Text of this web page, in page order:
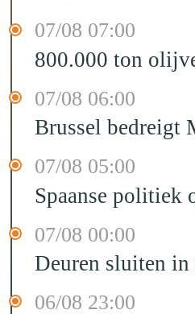
07/08 07:00
800.000 ton
07/08 06:00
Brussel bedreigt
07/08 05:00
Spaanse politiek
07/08 00:00
Deuren sluiten in
06/08 23:00